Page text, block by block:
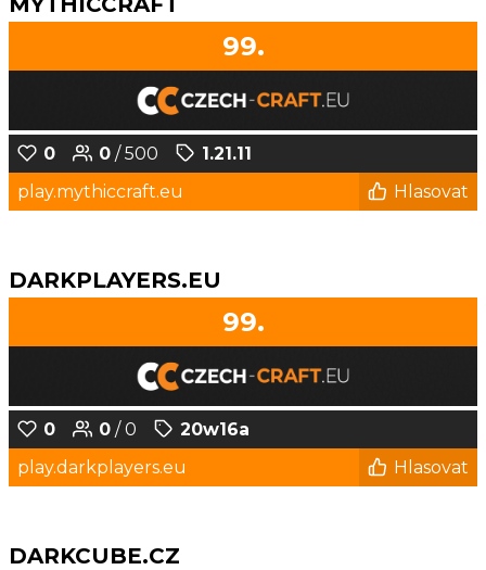
99.
0 0 / 500
1.21.11
play.mythiccraft.eu
Hlasovat
DARKPLAYERS.EU
99.
0 0 / 0
20w16a
play.darkplayers.eu
Hlasovat
DARKCUBE.CZ